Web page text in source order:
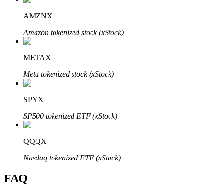
Tot 65% commissies!
AMZNX
Amazon tokenized stock (xStock)
METAX
Meta tokenized stock (xStock)
SPYX
SP500 tokenized ETF (xStock)
QQQX
Nasdaq tokenized ETF (xStock)
FAQ